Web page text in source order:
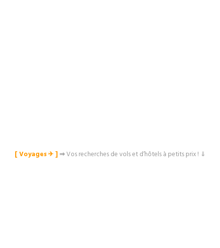
[ Voyages ✈︎ ]⇒Vos recherches de vols et d’hôtels à petits prix ! ⇓